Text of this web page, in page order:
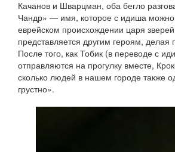
Качанов и Шварцман, оба бегло
Чандр» — имя, которое с идиша можно
еврейском происхождении царя
представляется другим героям,
После того, как Тобик (в переводе с
отправляются на прогулку вместе,
сколько людей в нашем городе также
грустно».